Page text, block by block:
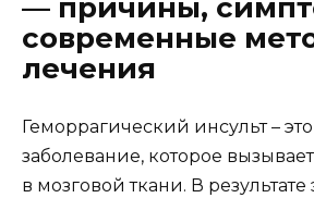
— причины,
современные
лечения
Геморрагический инсульт –
заболевание, которое
в мозговой ткани. В результате